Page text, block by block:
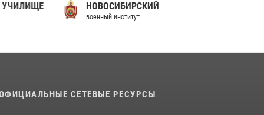
НОВОСИБИРСКИЙ
военный институт
СЕТЕВЫЕ РЕСУРСЫ